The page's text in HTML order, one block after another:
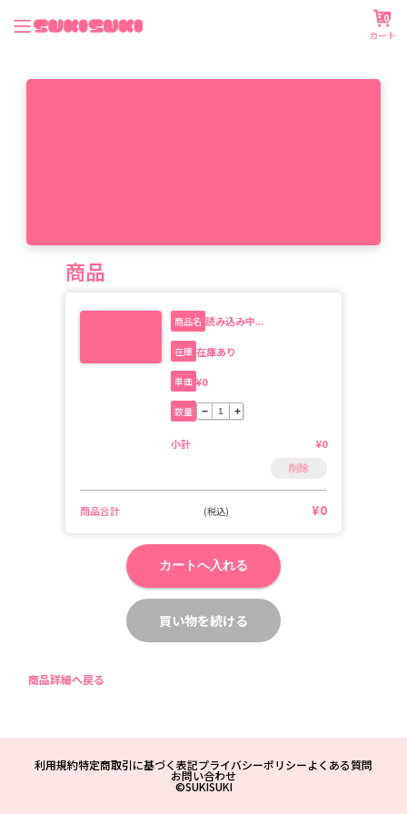
カート
0
商品
商品名 読み込み中...
在庫 在庫あり
単価 ¥0
数量 − +
小計 ¥0
削除
商品合計 (税込) ¥0
カートへ入れる
買い物を続ける
商品詳細へ戻る
利用規約特定商取引に基づく表記プライバシーポリシーよくある質問
お問い合わせ
©SUKISUKI